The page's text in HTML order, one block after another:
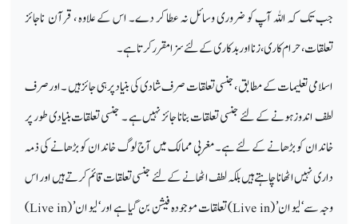
جب تک کہ اللہ آپ کو ضروری وسائل نہ عطا کر دے۔ اس کے علاوہ ، قرآن ناجائز
تعلقات ، حرام کاری ، زنا اور بد کاری کے لئے سزا مقرر کرتا ہے۔
اسلامی تعلیمات کے مطابق ، جنسی تعلقات صرف شادی کی بنیاد پر ہی جائز ہیں ۔اور صرف
لطف اندوزہونے کے لئے جنسی تعلقات بنانا جائز نہیں ہے ۔ جنسی تعلقات بنیادی طور پر
خاندان کو بڑھانے کے لئے ہے۔مغربی ممالک میں آج لوگ خاندان کو بڑھانے کی ذمہ
داری نہیں اٹھانا چاہتے ہیں بلکہ لطف اٹھانے کے لئے جنسی تعلقات قائم کرتے ہیں اور اس
وجہ سے‘ لیو ان’ (Live in) تعلقات موجودہ فیشن بن گیا ہے اور‘ لیو ان’ (Live in
)